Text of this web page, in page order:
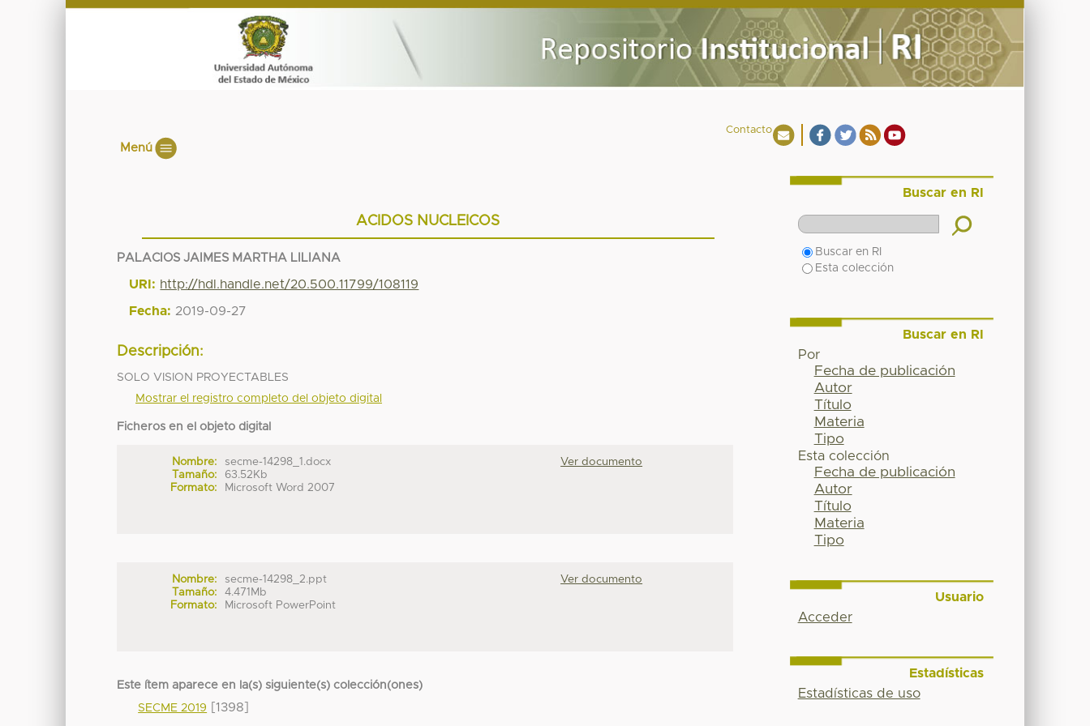
Contacto
Menú
ACIDOS NUCLEICOS
PALACIOS JAIMES MARTHA LILIANA
URI: http://hdl.handle.net/20.500.11799/108119
Fecha: 2019-09-27
Descripción:
SOLO VISION PROYECTABLES
Mostrar el registro completo del objeto digital
Ficheros en el objeto digital
Nombre:
secme-14298_1.docx
Tamaño:
63.52Kb
Formato:
Microsoft Word 2007
Ver documento
Nombre:
secme-14298_2.ppt
Tamaño:
4.471Mb
Formato:
Microsoft PowerPoint
Ver documento
Este ítem aparece en la(s) siguiente(s) colección(ones)
SECME 2019
[1398]
Buscar en RI
Buscar en RI
Esta colección
Buscar en RI
Por
Fecha de publicación
Autor
Título
Materia
Tipo
Esta colección
Fecha de publicación
Autor
Título
Materia
Tipo
Usuario
Acceder
Estadísticas
Estadísticas de uso